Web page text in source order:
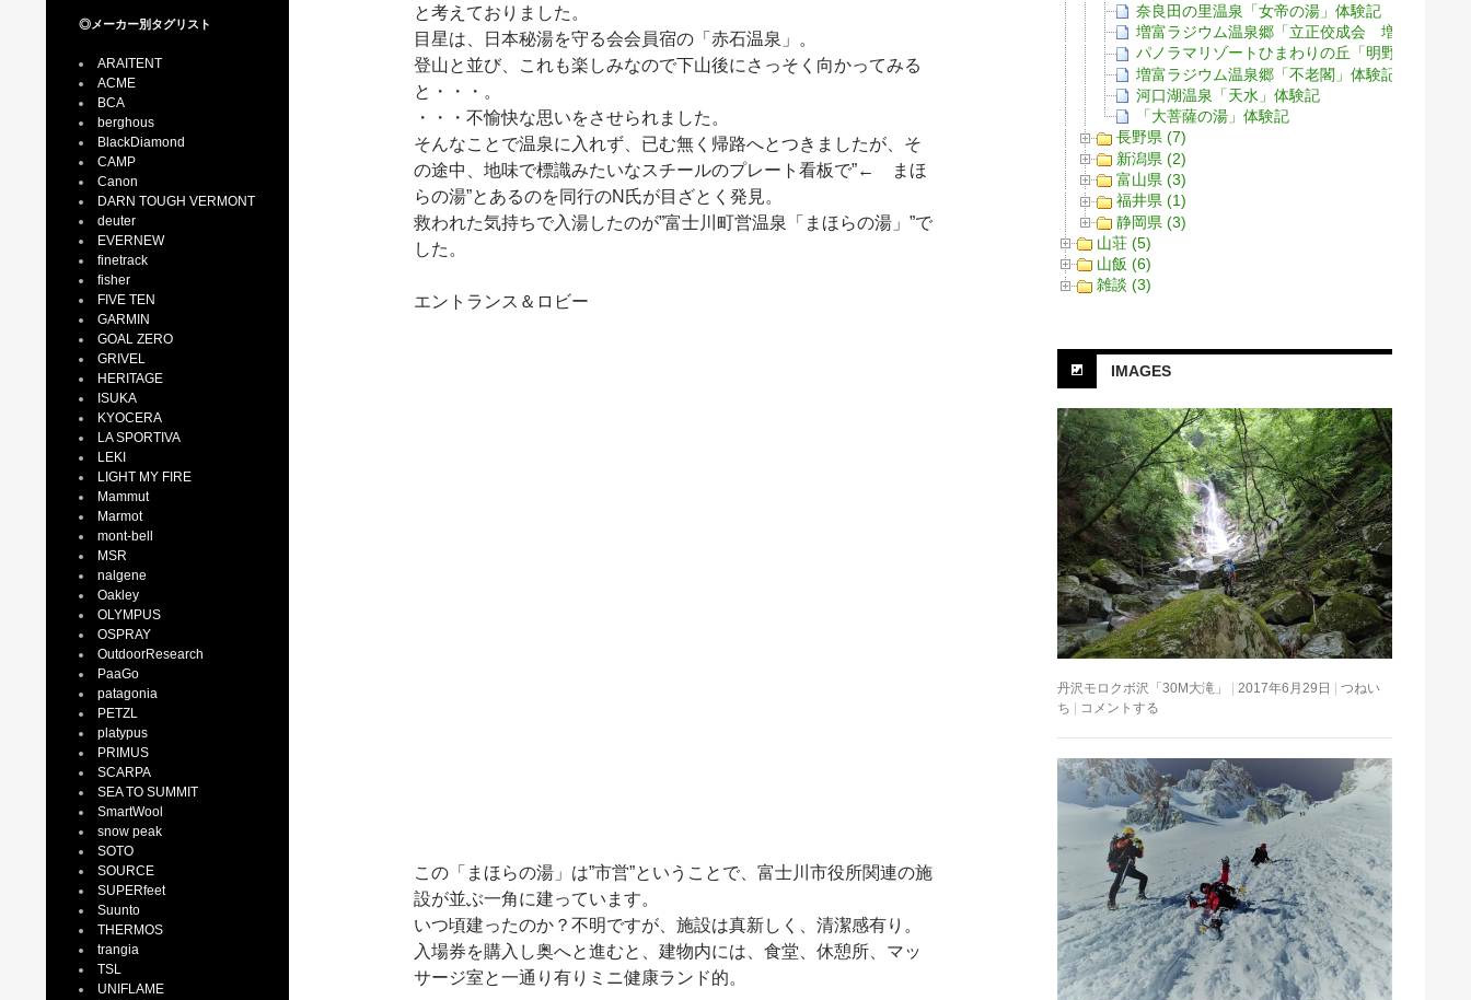
と考えておりました。
目星は、日本秘湯を守る会会員宿の「赤石温泉」。
登山と並び、これも楽しみなので下山後にさっそく向かってみる
と・・・。
・・・不愉快な思いをさせられました。
そんなことで温泉に入れず、已む無く帰路へとつきましたが、そ
の途中、地味で標識みたいなスチールのプレート看板で”← まほ
らの湯”とあるのを同行のN氏が目ざとく発見。
救われた気持ちで入湯したのが”富士川町営温泉「まほらの湯」”で
した。
エントランス＆ロビー
この「まほらの湯」は”市営”ということで、富士川市役所関連の施
設が並ぶ一角に建っています。
いつ頃建ったのか？不明ですが、施設は真新しく、清潔感有り。
入場券を購入し奥へと進むと、建物内には、食堂、休憩所、マッ
サージ室と一通り有りミニ健康ランド的。
奈良田の里温泉「女帝の湯」体験記
増富ラジウム温泉郷「立正佼成会 増富佼成寮
パノラマリゾートひまわりの丘「明野温泉 太
増富ラジウム温泉郷「不老閣」体験記
河口湖温泉「天水」体験記
「大菩薩の湯」体験記
長野県 (7)
新潟県 (2)
富山県 (3)
福井県 (1)
静岡県 (3)
山荘 (5)
山飯 (6)
雑談 (3)
IMAGES
丹沢モロクボ沢「30M大滝」 2017年6月29日
つねい
ち
コメントする
◎メーカー別タグリスト
ARAITENT
ACME
BCA
berghous
BlackDiamond
CAMP
Canon
DARN TOUGH VERMONT
deuter
EVERNEW
finetrack
fisher
FIVE TEN
GARMIN
GOAL ZERO
GRIVEL
HERITAGE
ISUKA
KYOCERA
LA SPORTIVA
LEKI
LIGHT MY FIRE
Mammut
Marmot
mont-bell
MSR
nalgene
Oakley
OLYMPUS
OSPRAY
OutdoorResearch
PaaGo
patagonia
PETZL
platypus
PRIMUS
SCARPA
SEA TO SUMMIT
SmartWool
snow peak
SOTO
SOURCE
SUPERfeet
Suunto
THERMOS
trangia
TSL
UNIFLAME